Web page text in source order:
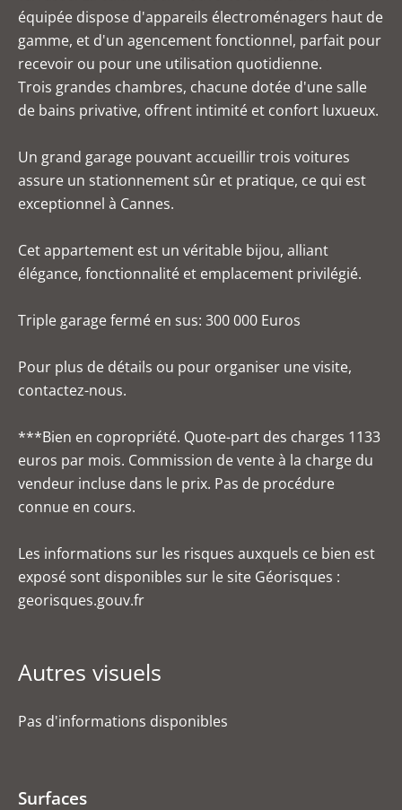
équipée dispose d'appareils électroménagers haut de
gamme, et d'un agencement fonctionnel, parfait pour
recevoir ou pour une utilisation quotidienne.
Trois grandes chambres, chacune dotée d'une salle
de bains privative, offrent intimité et confort luxueux.
Un grand garage pouvant accueillir trois voitures
assure un stationnement sûr et pratique, ce qui est
exceptionnel à Cannes.
Cet appartement est un véritable bijou, alliant
élégance, fonctionnalité et emplacement privilégié.
Triple garage fermé en sus: 300 000 Euros
Pour plus de détails ou pour organiser une visite,
contactez-nous.
***Bien en copropriété. Quote-part des charges 1133
euros par mois. Commission de vente à la charge du
vendeur incluse dans le prix. Pas de procédure
connue en cours.
Les informations sur les risques auxquels ce bien est
exposé sont disponibles sur le site Géorisques :
georisques.gouv.fr
Autres visuels
Pas d'informations disponibles
Surfaces